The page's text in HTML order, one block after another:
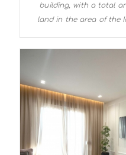
building, with a total
land in the area of ​​the